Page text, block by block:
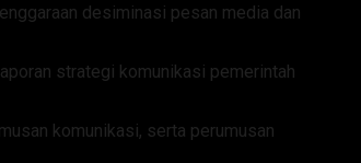
desiminasi pesan media dan
strategi komunikasi pemerintah
komunikasi, serta perumusan